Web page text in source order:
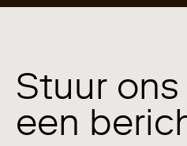
Stuur ons
een